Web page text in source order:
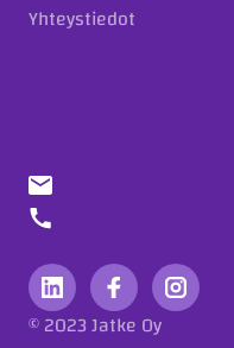
Yhteystiedot
© 2023 Jatke Oy